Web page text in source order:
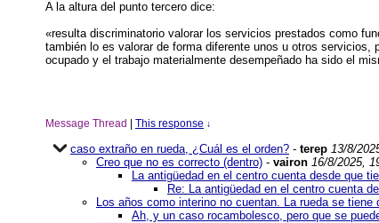
A la altura del punto tercero dice:
«resulta discriminatorio valorar los servicios prestados como
también lo es valorar de forma diferente unos u otros
ocupado y el trabajo materialmente desempeñado ha sido el
Message Thread This response ↓
caso extraño en rueda, ¿Cuál es el orden? - terep 13/8/
Creo que no es correcto (dentro) - vairon 16/8/2025,
La antigüedad en el centro cuenta desde que
Re: La antigüedad en el centro cuenta
Los años como interino no cuentan. La rueda se tiene
Ah, y un caso rocambolesco, pero que se